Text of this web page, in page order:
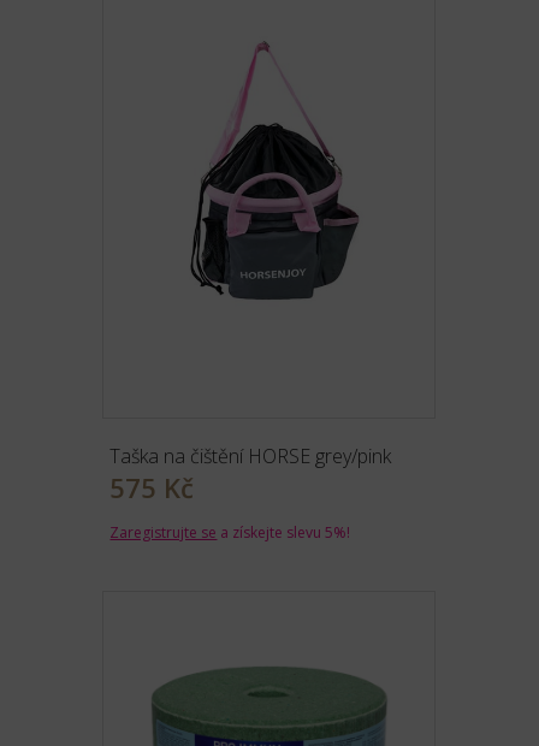
Taška na čištění HORSE grey/pink
575 Kč
Zaregistrujte se a získejte slevu 5%!